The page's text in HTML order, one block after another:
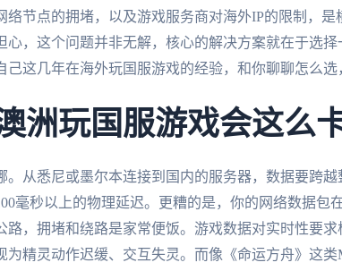
络节点的拥堵，以及游戏服务商对海外IP的限制，是
心，这个问题并非无解，核心的解决方案就在于选择
己这几年在海外玩国服游戏的经验，和你聊聊怎么选
洲玩国服游戏会这么卡
。从悉尼或墨尔本连接到国内的服务器，数据要跨
毫秒以上的物理延迟。更糟的是，你的网络数据包
路，拥堵和绕路是家常便饭。游戏数据对实时性要
为精灵动作迟缓、交互失灵。而像《命运方舟》这